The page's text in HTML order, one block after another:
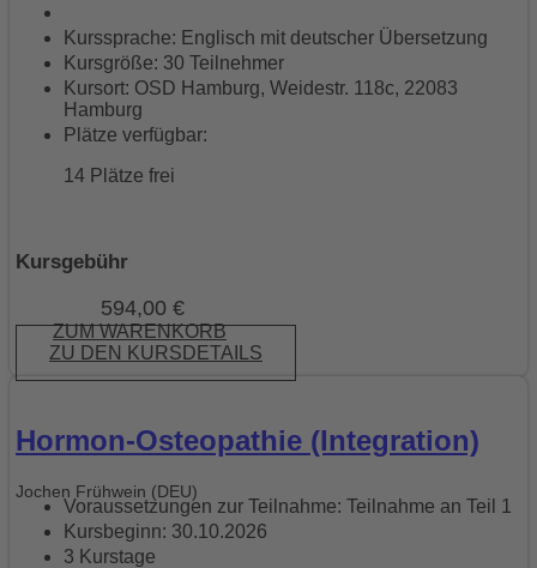
Kurssprache: Englisch mit deutscher Übersetzung
Kursgröße: 30 Teilnehmer
Kursort: OSD Hamburg, Weidestr. 118c, 22083
Hamburg
Plätze verfügbar:
14 Plätze frei
Kursgebühr
594,00 €
ZUM WARENKORB
ZU DEN KURSDETAILS
Hormon-Osteopathie (Integration)
Jochen Frühwein (DEU)
Voraussetzungen zur Teilnahme: Teilnahme an Teil 1
Kursbeginn: 30.10.2026
3 Kurstage